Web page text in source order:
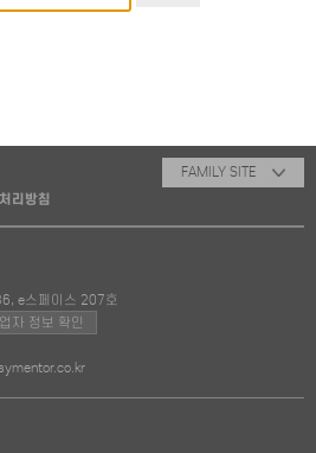
리방침
FAMILY SITE
e스페이스 207호
자 정보 확인